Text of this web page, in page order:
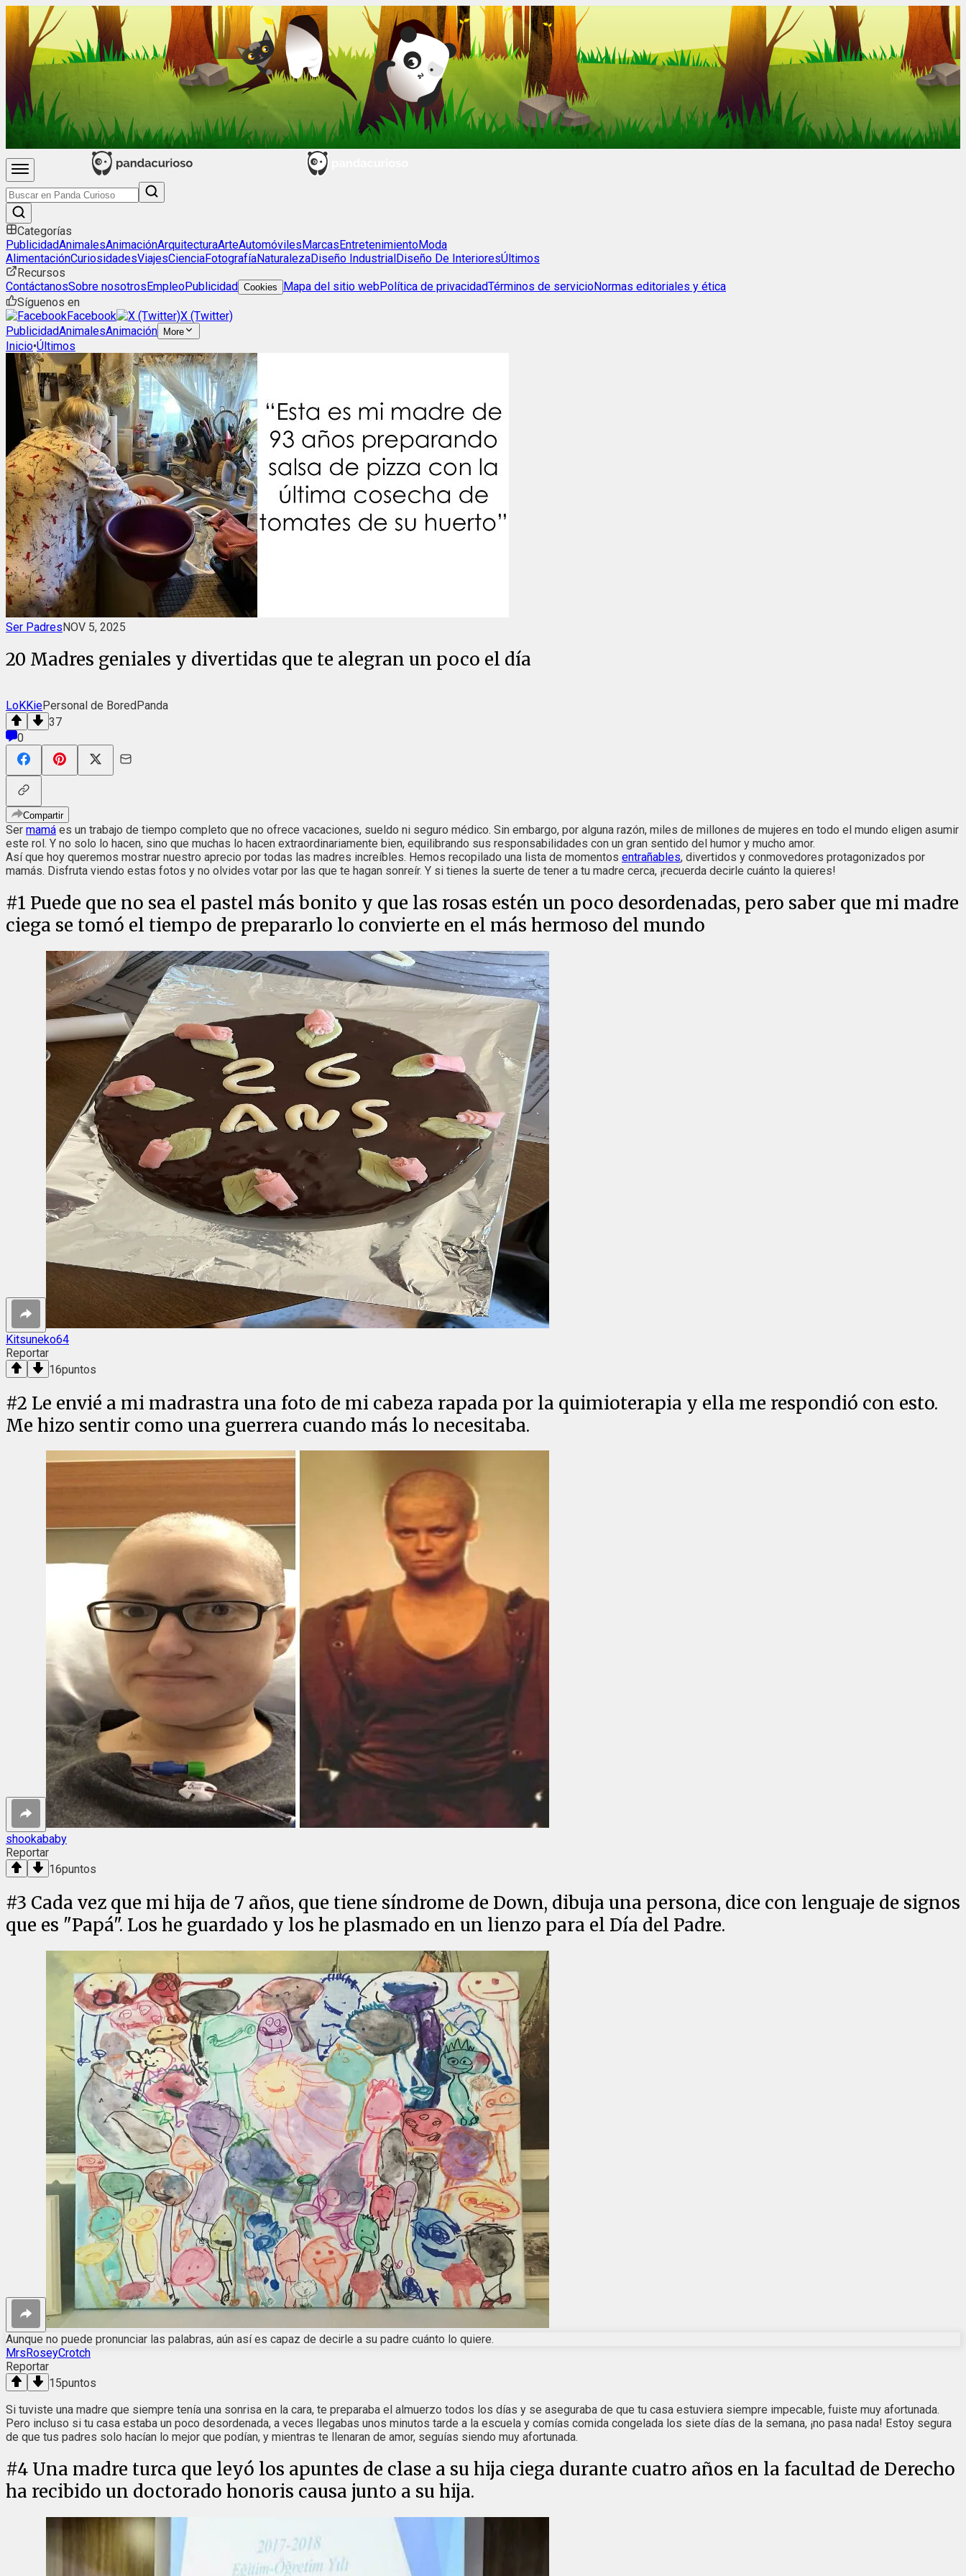
Categorías
PublicidadAnimalesAnimaciónArquitecturaArteAutomóvilesMarcasEntretenimientoModa
AlimentaciónCuriosidadesViajesCienciaFotografíaNaturalezaDiseño IndustrialDiseño De InterioresÚltimos
Recursos
ContáctanosSobre nosotrosEmpleoPublicidad Cookies Mapa del sitio webPolítica de privacidadTérminos de servicioNormas editoriales y ética
Síguenos en
Facebook
X (Twitter)
PublicidadAnimalesAnimación More
Inicio•Últimos
Ser PadresNOV 5, 2025
20 Madres geniales y divertidas que te alegran un poco el día
LoKKiePersonal de BoredPanda
37
0
Compartir
Ser mamá es un trabajo de tiempo completo que no ofrece vacaciones, sueldo ni seguro médico. Sin embargo, por alguna razón, miles de millones de mujeres en todo el mundo eligen asumir
este rol. Y no solo lo hacen, sino que muchas lo hacen extraordinariamente bien, equilibrando sus responsabilidades con un gran sentido del humor y mucho amor.
Así que hoy queremos mostrar nuestro aprecio por todas las madres increíbles. Hemos recopilado una lista de momentos entrañables, divertidos y conmovedores protagonizados por
mamás. Disfruta viendo estas fotos y no olvides votar por las que te hagan sonreír. Y si tienes la suerte de tener a tu madre cerca, ¡recuerda decirle cuánto la quieres!
#1 Puede que no sea el pastel más bonito y que las rosas estén un poco desordenadas, pero saber que mi madre
ciega se tomó el tiempo de prepararlo lo convierte en el más hermoso del mundo
Kitsuneko64
Reportar
16puntos
#2 Le envié a mi madrastra una foto de mi cabeza rapada por la quimioterapia y ella me respondió con esto.
Me hizo sentir como una guerrera cuando más lo necesitaba.
shookababy
Reportar
16puntos
#3 Cada vez que mi hija de 7 años, que tiene síndrome de Down, dibuja una persona, dice con lenguaje de signos
que es "Papá". Los he guardado y los he plasmado en un lienzo para el Día del Padre.
Aunque no puede pronunciar las palabras, aún así es capaz de decirle a su padre cuánto lo quiere.
MrsRoseyCrotch
Reportar
15puntos
Si tuviste una madre que siempre tenía una sonrisa en la cara, te preparaba el almuerzo todos los días y se aseguraba de que tu casa estuviera siempre impecable, fuiste muy afortunada.
Pero incluso si tu casa estaba un poco desordenada, a veces llegabas unos minutos tarde a la escuela y comías comida congelada los siete días de la semana, ¡no pasa nada! Estoy segura
de que tus padres solo hacían lo mejor que podían, y mientras te llenaran de amor, seguías siendo muy afortunada.
#4 Una madre turca que leyó los apuntes de clase a su hija ciega durante cuatro años en la facultad de Derecho
ha recibido un doctorado honoris causa junto a su hija.